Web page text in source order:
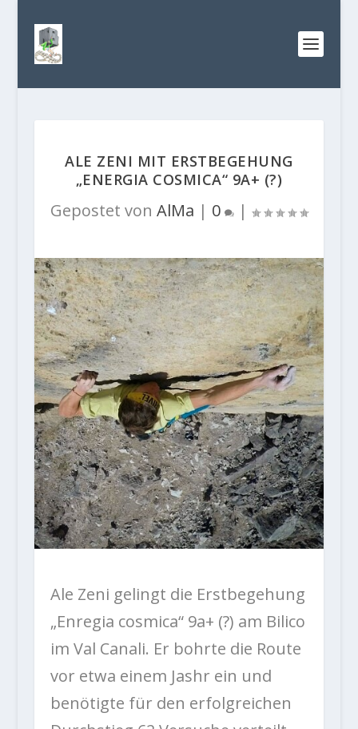
ALE ZENI MIT ERSTBEGEHUNG
„ENERGIA COSMICA“ 9A+ (?)
Gepostet von AlMa | 0 |
Ale Zeni gelingt die Erstbegehung
„Enregia cosmica“ 9a+ (?) am Bilico
im Val Canali. Er bohrte die Route
vor etwa einem Jashr ein und
benötigte für den erfolgreichen